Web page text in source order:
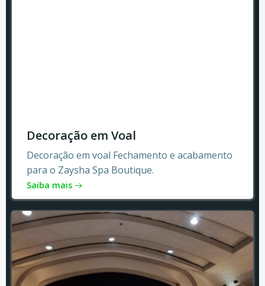
Decoração em Voal
Decoração em voal Fechamento e acabamento
para o Zaysha Spa Boutique.
Saiba mais